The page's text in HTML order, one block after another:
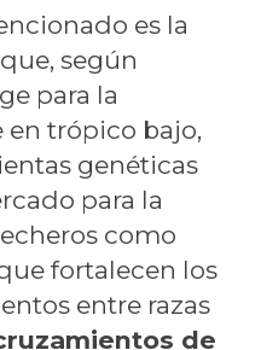
es la
según
para la
trópico bajo,
genéticas
para la
como
fortalecen los
entre razas
de